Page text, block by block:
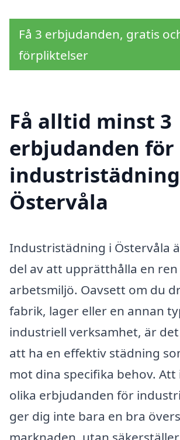
Få 3 erbjudanden, gratis
förpliktelser
Få alltid minst 3
erbjudanden för
Östervåla
Industristädning i Östervåla
del av att upprätthålla en ren
arbetsmiljö. Oavsett om du
fabrik, lager eller en annan
industriell verksamhet, är
att ha en effektiv städning
mot dina specifika behov.
olika erbjudanden för
ger dig inte bara en bra